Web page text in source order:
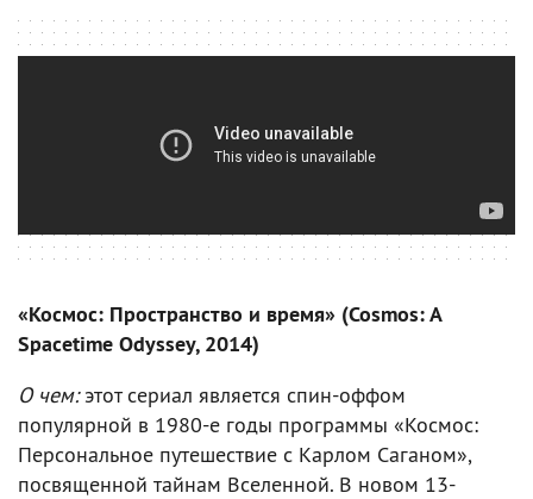
«Космос: Пространство и время» (Cosmos: A
Spacetime Odyssey, 2014)
О чем:этот сериал является спин-оффом
популярной в 1980-е годы программы «Космос:
Персональное путешествие с Карлом Саганом»,
посвященной тайнам Вселенной. В новом 13-